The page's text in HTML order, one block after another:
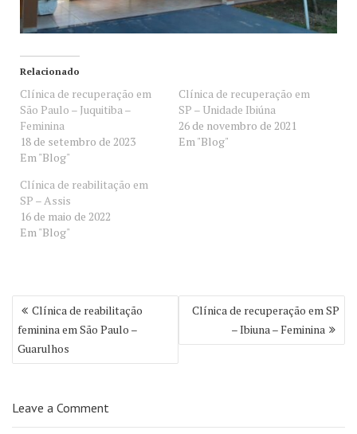
Relacionado
Clínica de recuperação em
São Paulo – Juquitiba –
Feminina
18 de setembro de 2023
Em "Blog"
Clínica de recuperação em
SP – Unidade Ibiúna
26 de novembro de 2021
Em "Blog"
Clínica de reabilitação em
SP – Assis
16 de maio de 2022
Em "Blog"
Navegação
de
Post
Clínica de reabilitação
feminina em São Paulo –
Guarulhos
Clínica de recuperação em SP
– Ibiuna – Feminina
Leave a Comment